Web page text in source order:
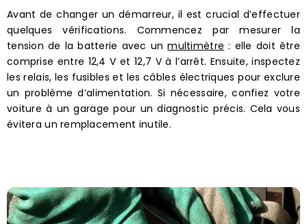
Avant de changer un démarreur, il est crucial d’effectuer
quelques vérifications. Commencez par mesurer la
tension de la batterie avec unmultimètre : elle doit être
comprise entre 12,4 V et 12,7 V à l’arrêt. Ensuite, inspectez
les relais, les fusibles et les câbles électriques pour exclure
un problème d’alimentation. Si nécessaire, confiez votre
voiture à un garage pour un diagnostic précis. Cela vous
évitera un remplacement inutile.